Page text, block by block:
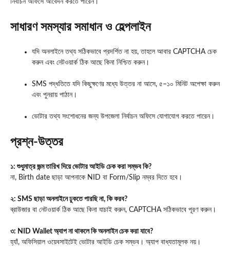
নির্বাচন অফিসে আবেদন করতে পারেন।
সাধারণ সমস্যার সমাধান ও হেল্পলাইন
যদি অনলাইনে তথ্য সঠিকভাবে প্রদর্শিত না হয়, তাহলে আবার CAPTCHA চেক
করুন এবং নেটওয়ার্ক ঠিক আছে কিনা নিশ্চিত করুন।
SMS পদ্ধতিতে যদি কিছুক্ষণের মধ্যে উত্তর না আসে, ৫–১০ মিনিট অপেক্ষা করুন
এবং পুনরায় পাঠান।
ভোটার তথ্য সংশোধনের জন্য উপজেলা নির্বাচন অফিসে যোগাযোগ করতে পারেন।
প্রশ্ন-উত্তর
১: শুধুমাত্র জন্ম তারিখ দিয়ে ভোটার আইডি চেক করা সম্ভব কি?
না, Birth date ছাড়া আপনাকে NID বা Form/Slip নম্বর দিতে হবে।
২: SMS ছাড়া অনলাইনে ঢুকতে পারছি না, কি করব?
ব্রাউজার বা নেটওয়ার্ক ঠিক আছে কিনা যাচাই করুন, CAPTCHA সঠিকভাবে পূরণ করুন।
৩: NID Wallet অ্যাপ না থাকলে কি অনলাইন চেক করা যাবে?
হ্যাঁ, অফিসিয়াল ওয়েবসাইটেই ভোটার আইডি চেক সম্ভব। অ্যাপ বাধ্যতামূলক নয়।